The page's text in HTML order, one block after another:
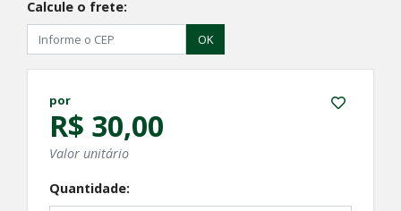
Calcule o frete:
OK
por
R$ 30,00
Valor unitário
Quantidade: